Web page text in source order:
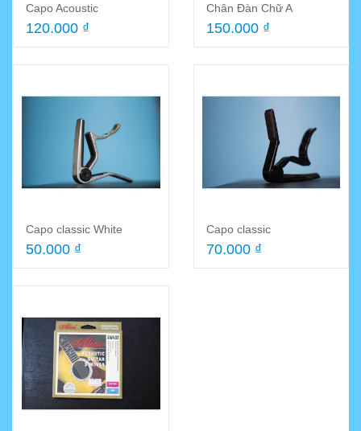
Capo Acoustic
120.000 ₫
Chân Đàn Chữ A
150.000 ₫
Capo classic White
50.000 ₫
Capo classic
70.000 ₫